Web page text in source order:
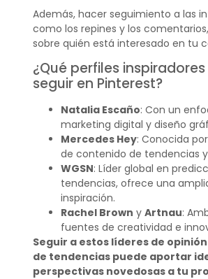
Además, hacer seguimiento a las
como los repines y los
sobre quién está interesado en tu
¿Qué perfiles
seguir en Pinterest?
Natalia Escaño: Con un
marketing digital y diseño
Mercedes Hey: Conocida
de contenido de tendencias
WGSN: Líder global en
tendencias, ofrece una
inspiración.
Rachel Brown y Artnau:
fuentes de creatividad e
Seguir a estos líderes de
de tendencias puede aportar
perspectivas novedosas a tu